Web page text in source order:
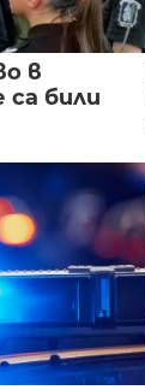
в
били